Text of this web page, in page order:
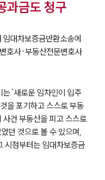
향
과금도 청구
대차보증금반환소송에
호사·부동산전문변호사
'새로운 임차인이 입주
을 포기하고 스스로 부동
건 부동산을 피고 스스로
던 것으로 볼 수 있으며,
시점부터는 임대차보증금